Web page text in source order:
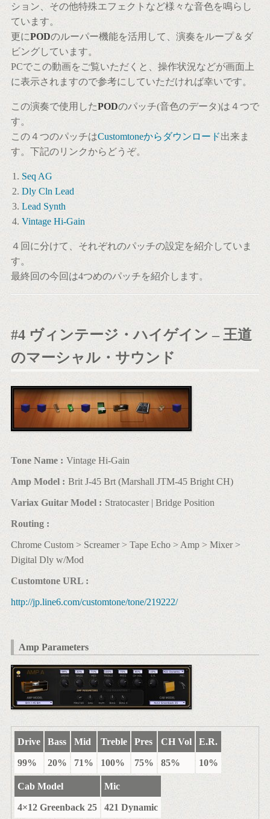
ション、その他特殊エフェクトなど様々な音色を鳴らし
ています。
更にPODのルーパー機能を活用して、演奏をループ＆ダ
ビングしています。
PCでこの動画をご覧いただくと、操作状況などが画面上
に表示されますので参考にしていただければ幸いです。
この演奏で使用したPODのパッチ(音色のデータ)は４つで
す。
この４つのパッチはCustomtoneからダウンロード出来ま
す。下記のリンクからどうぞ。
Seq AG
Dly Cln Lead
Lead Synth
Vintage Hi-Gain
４回に分けて、それぞれのパッチの設定を紹介していま
す。
最終回の今回は4つめのパッチを紹介します。
#4 ヴィンテージ・ハイゲイン – 王道
のマーシャル・サウンド
Tone Name : Vintage Hi-Gain
Amp Model : Brit J-45 Brt (Marshall JTM-45 Bright CH)
Variax Guitar Model : Stratocaster | Bridge Position
Routing :
Chrome Custom > Screamer > Tape Echo > Amp > Mixer >
Digital Dly w/Mod
Customtone URL :
http://jp.line6.com/customtone/tone/219222/
Amp Parameters
Drive
99%
Bass
20%
Mid
71%
Treble
100%
Pres
75%
CH Vol
85%
E.R.
10%
Cab Model
4×12 Greenback 25
Mic
421 Dynamic